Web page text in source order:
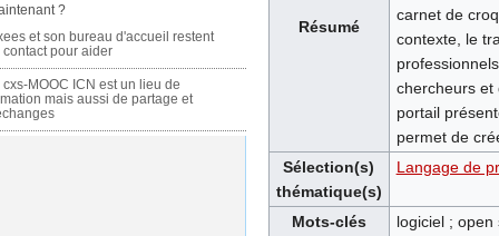
Résumé
carnet de
contexte, le
chercheurs et
portail
permet de
Sélection(s)
thématique(s)
Langage de
Mots-clés
logiciel ;
?
et son bureau d'accueil restent
contact pour aider
cxs-MOOC ICN est un lieu de
mais aussi de partage et